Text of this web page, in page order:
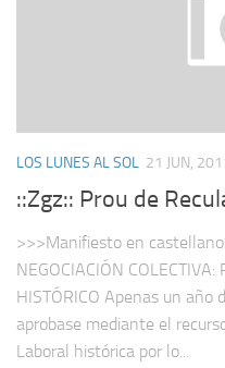
LOS LUNES AL SOL 21 JUN,
::Zgz:: Prou de
>>>Manifiesto en
NEGOCIACIÓN
HISTÓRICO Apenas un año
aprobase mediante el
Laboral histórica por lo...